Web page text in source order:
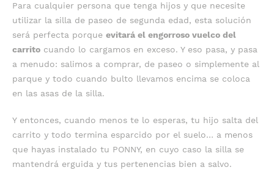
Para cualquier persona que tenga hijos y que necesite
utilizar la silla de paseo de segunda edad, esta solución
será perfecta porque evitará el engorroso vuelco del
carrito cuando lo cargamos en exceso. Y eso pasa, y pasa
a menudo: salimos a comprar, de paseo o simplemente al
parque y todo cuando bulto llevamos encima se coloca
en las asas de la silla.
Y entonces, cuando menos te lo esperas, tu hijo salta del
carrito y todo termina esparcido por el suelo… a menos
que hayas instalado tu PONNY, en cuyo caso la silla se
mantendrá erguida y tus pertenencias bien a salvo.